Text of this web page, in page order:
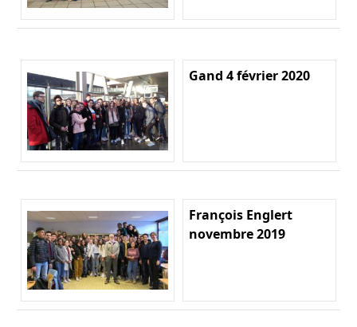
Gand 4 février 2020
François Englert
novembre 2019